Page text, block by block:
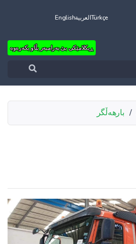
TürkçeالعربيةEnglish
ڕیکلامێکی بێ بەرامبەر بڵاو بکەرەوە
/ بارهەڵگر